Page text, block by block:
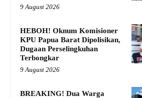
9 August 2026
HEBOH! Oknum Komisioner
KPU Papua Barat Dipolisikan,
Dugaan Perselingkuhan
Terbongkar
9 August 2026
BREAKING! Dua Warga